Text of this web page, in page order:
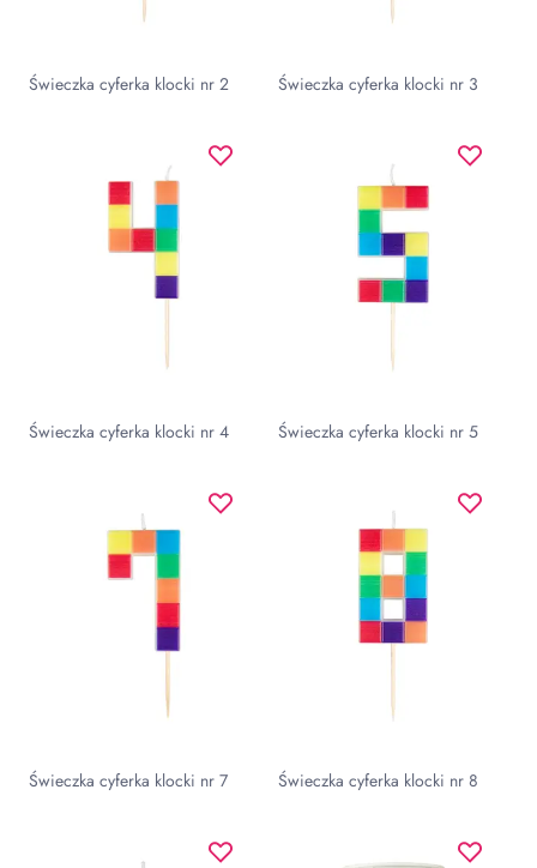
Świeczka cyferka klocki nr 2 Świeczka cyferka klocki nr 3
Świeczka cyferka klocki nr 4 Świeczka cyferka klocki nr 5
Świeczka cyferka klocki nr 7 Świeczka cyferka klocki nr 8